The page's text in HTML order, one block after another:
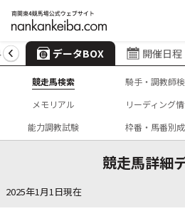
データBOX 開催日程
競走馬検索 騎手・調教師
メモリアル
リーディング
能力調教試験
枠番・馬番別
競走馬詳細
2025年1月1日現在